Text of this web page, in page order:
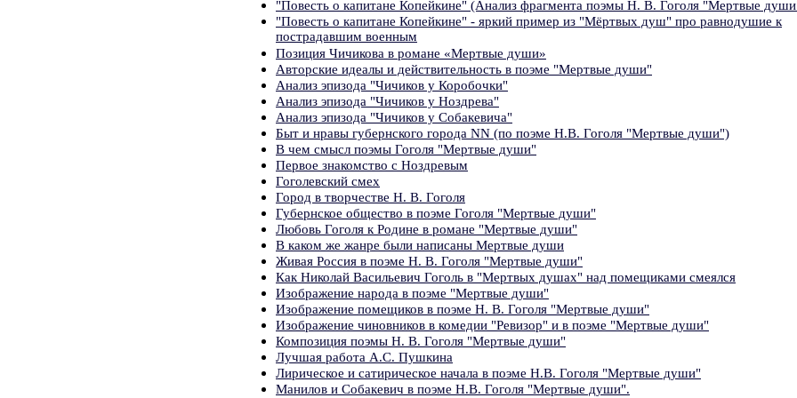
"Повесть о капитане Копейкине" (Анализ фрагмента поэмы Н. В. Гоголя "Мертвые
"Повесть о капитане Копейкине" - яркий пример из "Мёртвых душ" про равнодушие к
пострадавшим военным
Позиция Чичикова в романе «Мертвые души»
Авторские идеалы и действительность в поэме "Мертвые души"
Анализ эпизода "Чичиков у Коробочки"
Анализ эпизода "Чичиков у Ноздрева"
Анализ эпизода "Чичиков у Собакевича"
Быт и нравы губернского города NN (по поэме Н.В. Гоголя "Мертвые души")
В чем смысл поэмы Гоголя "Мертвые души"
Первое знакомство с Ноздревым
Гоголевский смех
Город в творчестве Н. В. Гоголя
Губернское общество в поэме Гоголя "Мертвые души"
Любовь Гоголя к Родине в романе "Мертвые души"
В каком же жанре были написаны Мертвые души
Живая Россия в поэме Н. В. Гоголя "Мертвые души"
Как Николай Васильевич Гоголь в "Мертвых душах" над помещиками смеялся
Изображение народа в поэме "Мертвые души"
Изображение помещиков в поэме Н. В. Гоголя "Мертвые души"
Изображение чиновников в комедии "Ревизор" и в поэме "Мертвые души"
Композиция поэмы Н. В. Гоголя "Мертвые души"
Лучшая работа А.С. Пушкина
Лирическое и сатирическое начала в поэме Н.В. Гоголя "Мертвые души"
Манилов и Собакевич в поэме Н.В. Гоголя "Мертвые души".